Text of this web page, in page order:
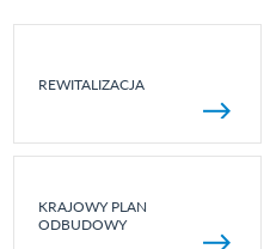
REWITALIZACJA
KRAJOWY PLAN
ODBUDOWY